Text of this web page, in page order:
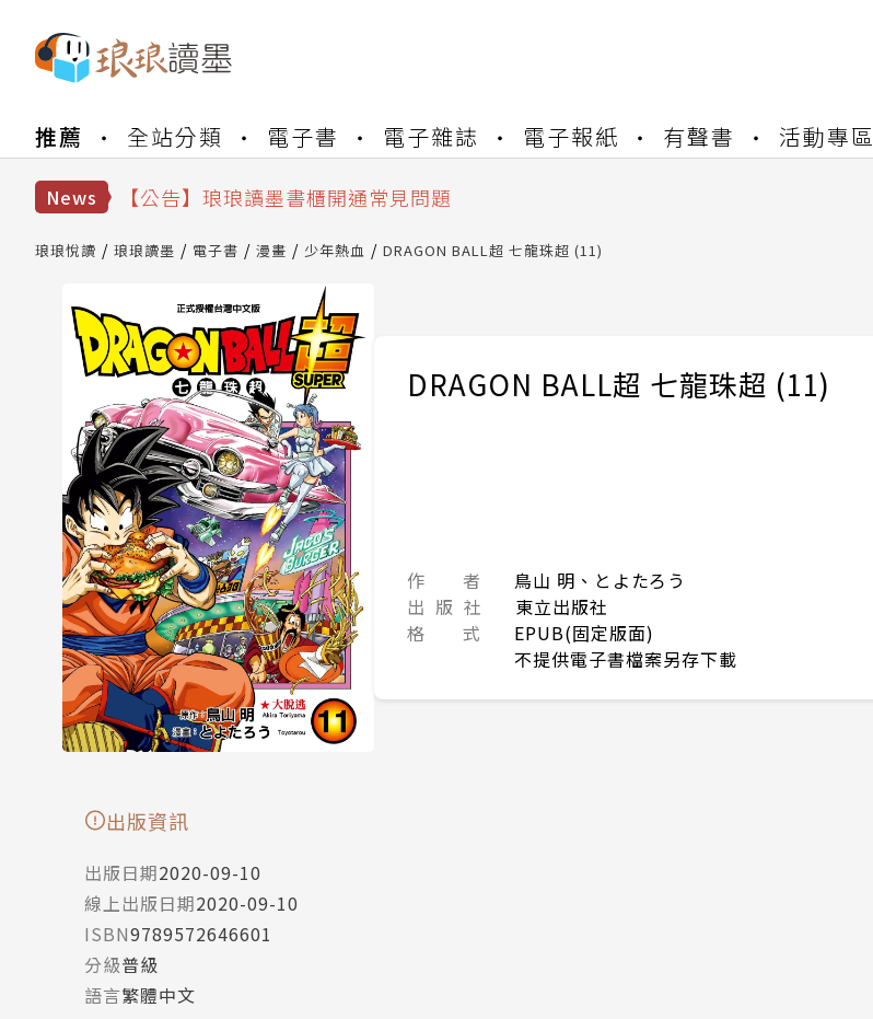
推薦 全站分類 電子書 電子雜誌 電子報紙 有聲書 活動專區
News
【公告】琅琅讀墨數位閱讀資產合併與書櫃開通申請
【公告】琅琅讀墨 3 分鐘完成書櫃開通與資產合併申請圖文教學
【公告】琅琅讀墨數位閱讀資產合併與書櫃開通申請
琅琅悅讀 琅琅讀墨 電子書 漫畫 少年熱血 DRAGON BALL超 七龍珠超 (11)
DRAGON BALL超 七龍珠超 (11)
作 者
鳥山 明、とよたろう
出 版 社
東立出版社
格 式
EPUB(固定版面)
不提供電子書檔案另存下載
出版資訊
出版日期2020-09-10
線上出版日期2020-09-10
ISBN9789572646601
分級普級
語言繁體中文